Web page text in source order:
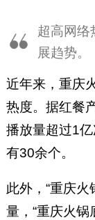
超高网络
展趋势。
近年来，重庆
热度。据红餐
播放量超过1
有30余个。
此外，“重庆
量，“重庆火锅